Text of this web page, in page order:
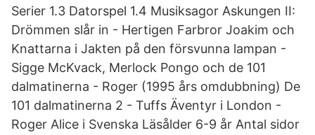
Serier 1.3 Datorspel 1.4 Musiksagor Askungen II:
Drömmen slår in - Hertigen Farbror Joakim och
Knattarna i Jakten på den försvunna lampan -
Sigge McKvack, Merlock Pongo och de 101
dalmatinerna - Roger (1995 års omdubbning) De
101 dalmatinerna 2 - Tuffs Äventyr i London -
Roger Alice i Svenska Läsålder 6-9 år Antal sidor